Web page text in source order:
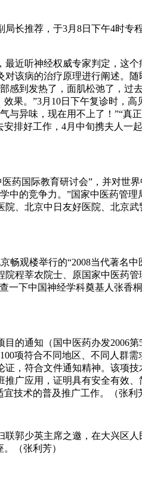
长推荐，于3月8日下午4时专
近听神经权威专家判定，这个
该病的治疗原理进行阐述。
感到发热了，面肌松弛了，过
果。”3月10日下午复诊时，高
与异味，现在用不上了！”“真
排好工作，4月中旬携夫人一
药国际教育研讨会”，并对世
中的竞争力。”国家中医药管理
、北京中日友好医院、北京
观楼举行的“2008当代著名中
程莘农院士、原国家中医药
一下中国神经学科奠基人张香
通知（国中医药办发2006第
项符合不同地区、不同人群需
，符合文件通知精神。该项技
广应用，证明具有安全有效
技术的普及推广工作。（张利
郭少英主席之邀，在大兴区人
（张利芳）